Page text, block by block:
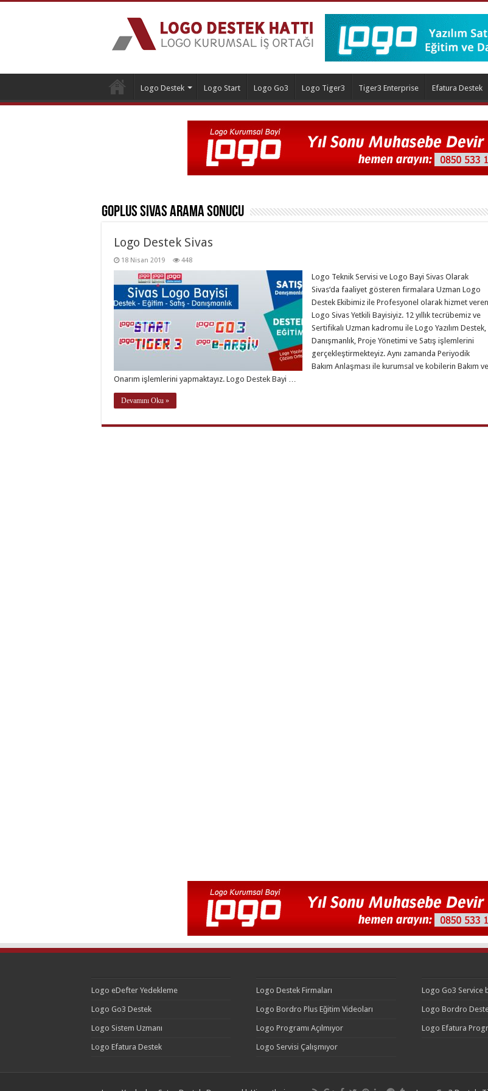
Logo Destek Logo Start Logo Go3 Logo Tiger3 Tiger3 Enterprise Efatura Destek
GoPlus SivasArama Sonucu
Logo Destek Sivas
18 Nisan 2019 448
Logo Teknik Servisi ve Logo Bayi Sivas Olarak
Sivas‘da faaliyet gösteren firmalara Uzman Logo
Destek Ekibimiz ile Profesyonel olarak hizmet veren
Logo Sivas Yetkili Bayisiyiz. 12 yıllık tecrübemiz ve
Sertifikalı Uzman kadromu ile Logo Yazılım Destek,
Danışmanlık, Proje Yönetimi ve Satış işlemlerini
gerçekleştirmekteyiz. Aynı zamanda Periyodik
Bakım Anlaşması ile kurumsal ve kobilerin Bakım ve
Onarım işlemlerini yapmaktayız. Logo Destek Bayi …
Devamını Oku »
Logo eDefter Yedekleme
Logo Go3 Destek
Logo Sistem Uzmanı
Logo Efatura Destek
Logo Destek Firmaları
Logo Bordro Plus Eğitim Videoları
Logo Programı Açılmıyor
Logo Servisi Çalışmıyor
Logo Go3 Service
Logo Bordro
Logo Efatura